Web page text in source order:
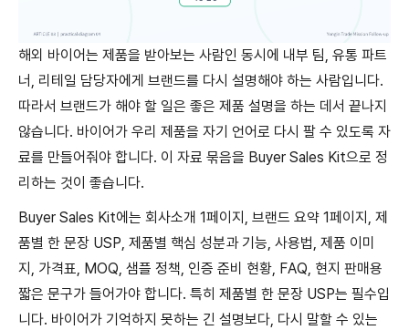
해외 바이어는 제품을 받아보는 사람인 동시에 내부 팀, 유통 파트
너, 리테일 담당자에게 브랜드를 다시 설명해야 하는 사람입니다.
따라서 브랜드가 해야 할 일은 좋은 제품 설명을 하는 데서 끝나지
않습니다. 바이어가 우리 제품을 자기 언어로 다시 팔 수 있도록 자
료를 만들어줘야 합니다. 이 자료 묶음을 Buyer Sales Kit으로 정
리하는 것이 좋습니다.
Buyer Sales Kit에는 회사소개 1페이지, 브랜드 요약 1페이지, 제
품별 한 문장 USP, 제품별 핵심 성분과 기능, 사용법, 제품 이미
지, 가격표, MOQ, 샘플 정책, 인증 준비 현황, FAQ, 현지 판매용
짧은 문구가 들어가야 합니다. 특히 제품별 한 문장 USP는 필수입
니다. 바이어가 기억하지 못하는 긴 설명보다, 다시 말할 수 있는